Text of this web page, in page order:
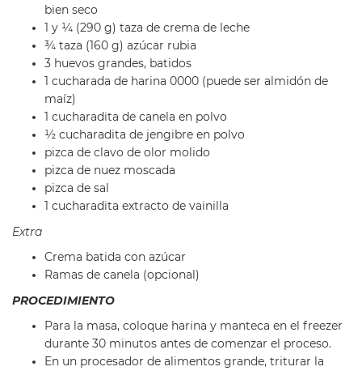
bien seco
1 y ¼ (290 g) taza de crema de leche
¾ taza (160 g) azúcar rubia
3 huevos grandes, batidos
1 cucharada de harina 0000 (puede ser almidón de
maíz)
1 cucharadita de canela en polvo
½ cucharadita de jengibre en polvo
pizca de clavo de olor molido
pizca de nuez moscada
pizca de sal
1 cucharadita extracto de vainilla
Extra
Crema batida con azúcar
Ramas de canela (opcional)
PROCEDIMIENTO
Para la masa, coloque harina y manteca en el freezer
durante 30 minutos antes de comenzar el proceso.
En un procesador de alimentos grande, triturar la